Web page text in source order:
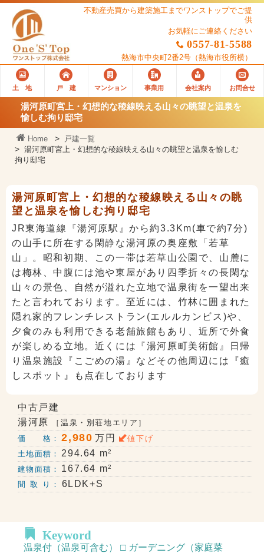
不動産売買から建築施工までワンストップでご提
供
お気軽にご連絡ください
0557-81-5588
熱海市中央町2番2号 （熱海市役所横）
土 地 戸 建 マンション 事業用 会社案内 お問合せ
湯河原町宮上・幻想的な稜線映える山々の眺望と温泉を
愉しむ拘り邸宅
Home
戸建一覧
湯河原町宮上・幻想的な稜線映える山々の眺望と温泉を愉しむ
拘り邸宅
湯河原町宮上・幻想的な稜線映える山々の眺
望と温泉を愉しむ拘り邸宅
JR東海道線『湯河原駅』から約3.3Km(車で約7分)
の山手に所在する閑静な湯河原の奥座敷「若草
山」。昭和初期、この一帯は若草山公園で、山麓に
は梅林、中腹には池や東屋があり四季折々の長閑な
山々の景色、自然が溢れた立地で温泉街を一望出来
たと言われております。至近には、竹林に囲まれた
隠れ家的フレンチレストラン(エルルカンビス)や、
夕食のみも利用できる老舗旅館もあり、近所で外食
が楽しめる立地。近くには『湯河原町美術館』日帰
り温泉施設『こごめの湯』などその他周辺には『癒
しスポット』も点在しております
中古戸建
湯河原
［温泉・別荘地エリア］
価 格：
2,980万円
値下げ
土地面積：
294.64 m2
建物面積： 167.64 m2
間 取 り： 6LDK+S
Keyword
温泉付（温泉可含む） □ ガーデニング（家庭菜